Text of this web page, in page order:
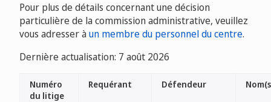
Pour plus de détails concernant une décision
particulière de la commission administrative, veuillez
vous adresser àun membre du personnel du centre.
Dernière actualisation: 7 août 2026
Numéro
du litige
Requérant Défendeur